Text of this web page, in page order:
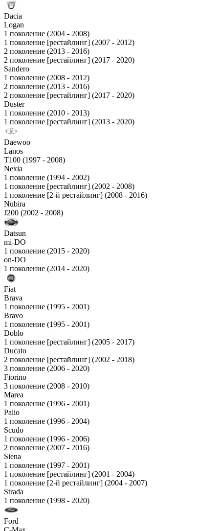
Dacia
Logan
1 поколение (2004 - 2008)
1 поколение [рестайлинг] (2007 - 2012)
2 поколение (2013 - 2016)
2 поколение [рестайлинг] (2017 - 2020)
Sandero
1 поколение (2008 - 2012)
2 поколение (2013 - 2016)
2 поколение [рестайлинг] (2017 - 2020)
Duster
1 поколение (2010 - 2013)
1 поколение [рестайлинг] (2013 - 2020)
Daewoo
Lanos
T100 (1997 - 2008)
Nexia
1 поколение (1994 - 2002)
1 поколение [рестайлинг] (2002 - 2008)
1 поколение [2-й рестайлинг] (2008 - 2016)
Nubira
J200 (2002 - 2008)
Datsun
mi-DO
1 поколение (2015 - 2020)
on-DO
1 поколение (2014 - 2020)
Fiat
Brava
1 поколение (1995 - 2001)
Bravo
1 поколение (1995 - 2001)
Doblo
1 поколение [рестайлинг] (2005 - 2017)
Ducato
2 поколение [рестайлинг] (2002 - 2018)
3 поколение (2006 - 2020)
Fiorino
3 поколение (2008 - 2010)
Marea
1 поколение (1996 - 2001)
Palio
1 поколение (1996 - 2004)
Scudo
1 поколение (1996 - 2006)
2 поколение (2007 - 2016)
Siena
1 поколение (1997 - 2001)
1 поколение [рестайлинг] (2001 - 2004)
1 поколение [2-й рестайлинг] (2004 - 2007)
Strada
1 поколение (1998 - 2020)
Ford